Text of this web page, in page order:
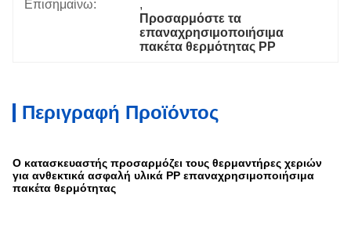
Επισημαίνω:
,
Προσαρμόστε τα
επαναχρησιμοποιήσιμα
πακέτα θερμότητας PP
Περιγραφή Προϊόντος
Ο κατασκευαστής προσαρμόζει τους θερμαντήρες χεριών
για ανθεκτικά ασφαλή υλικά PP επαναχρησιμοποιήσιμα
πακέτα θερμότητας